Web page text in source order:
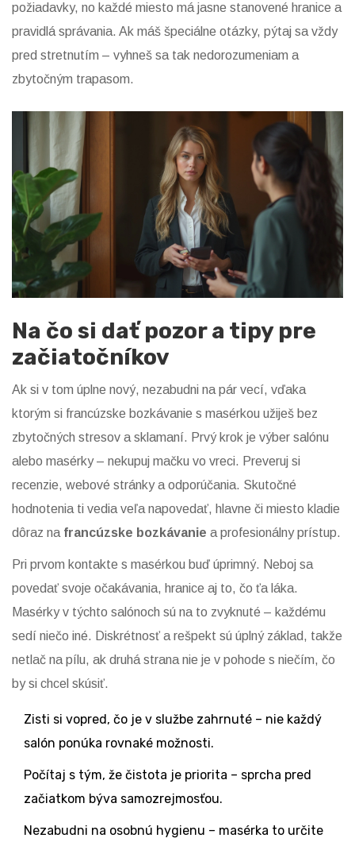
požiadavky, no každé miesto má jasne stanovené hranice a
pravidlá správania. Ak máš špeciálne otázky, pýtaj sa vždy
pred stretnutím – vyhneš sa tak nedorozumeniam a
zbytočným trapasom.
Na čo si dať pozor a tipy pre
začiatočníkov
Ak si v tom úplne nový, nezabudni na pár vecí, vďaka
ktorým si francúzske bozkávanie s masérkou užiješ bez
zbytočných stresov a sklamaní. Prvý krok je výber salónu
alebo masérky – nekupuj mačku vo vreci. Preveruj si
recenzie, webové stránky a odporúčania. Skutočné
hodnotenia ti vedia veľa napovedať, hlavne či miesto kladie
dôraz na francúzske bozkávanie a profesionálny prístup.
Pri prvom kontakte s masérkou buď úprimný. Neboj sa
povedať svoje očakávania, hranice aj to, čo ťa láka.
Masérky v týchto salónoch sú na to zvyknuté – každému
sedí niečo iné. Diskrétnosť a rešpekt sú úplný základ, takže
netlač na pílu, ak druhá strana nie je v pohode s niečím, čo
by si chcel skúsiť.
Zisti si vopred, čo je v službe zahrnuté – nie každý
salón ponúka rovnaké možnosti.
Počítaj s tým, že čistota je priorita – sprcha pred
začiatkom býva samozrejmosťou.
Nezabudni na osobnú hygienu – masérka to určite